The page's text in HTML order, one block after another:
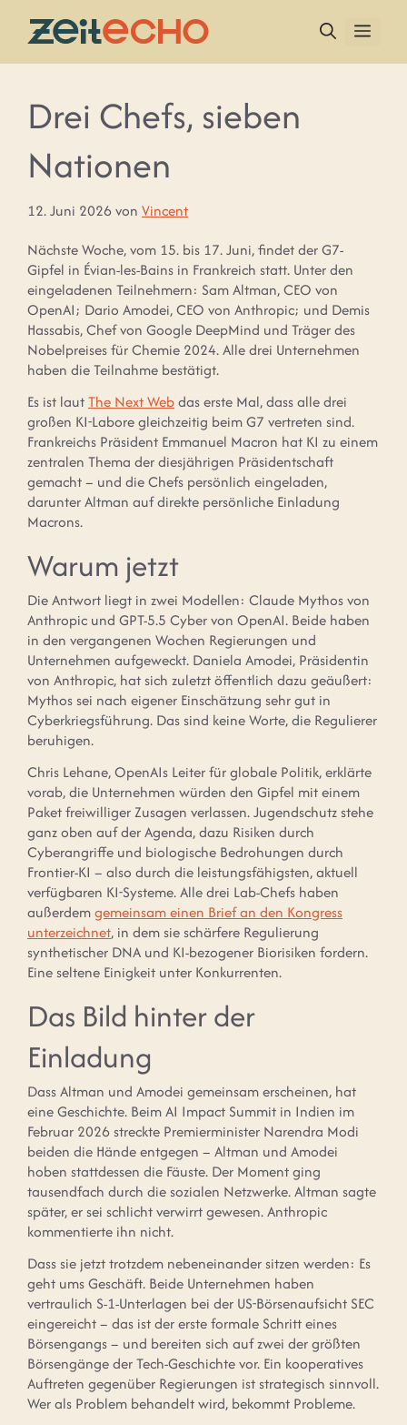
Inhalt
springen
Drei Chefs, sieben
Nationen
12. Juni 2026von Vincent
Nächste Woche, vom 15. bis 17. Juni, findet der G7-
Gipfel in Évian-les-Bains in Frankreich statt. Unter den
eingeladenen Teilnehmern: Sam Altman, CEO von
OpenAI; Dario Amodei, CEO von Anthropic; und Demis
Hassabis, Chef von Google DeepMind und Träger des
Nobelpreises für Chemie 2024. Alle drei Unternehmen
haben die Teilnahme bestätigt.
Es ist lautThe Next Webdas erste Mal, dass alle drei
großen KI-Labore gleichzeitig beim G7 vertreten sind.
Frankreichs Präsident Emmanuel Macron hat KI zu einem
zentralen Thema der diesjährigen Präsidentschaft
gemacht – und die Chefs persönlich eingeladen,
darunter Altman auf direkte persönliche Einladung
Macrons.
Warum jetzt
Die Antwort liegt in zwei Modellen: Claude Mythos von
Anthropic und GPT-5.5 Cyber von OpenAI. Beide haben
in den vergangenen Wochen Regierungen und
Unternehmen aufgeweckt. Daniela Amodei, Präsidentin
von Anthropic, hat sich zuletzt öffentlich dazu geäußert:
Mythos sei nach eigener Einschätzung sehr gut in
Cyberkriegsführung. Das sind keine Worte, die Regulierer
beruhigen.
Chris Lehane, OpenAIs Leiter für globale Politik, erklärte
vorab, die Unternehmen würden den Gipfel mit einem
Paket freiwilliger Zusagen verlassen. Jugendschutz stehe
ganz oben auf der Agenda, dazu Risiken durch
Cyberangriffe und biologische Bedrohungen durch
Frontier-KI – also durch die leistungsfähigsten, aktuell
verfügbaren KI-Systeme. Alle drei Lab-Chefs haben
außerdemgemeinsam einen Brief an den Kongress
unterzeichnet, in dem sie schärfere Regulierung
synthetischer DNA und KI-bezogener Biorisiken fordern.
Eine seltene Einigkeit unter Konkurrenten.
Das Bild hinter der
Einladung
Dass Altman und Amodei gemeinsam erscheinen, hat
eine Geschichte. Beim AI Impact Summit in Indien im
Februar 2026 streckte Premierminister Narendra Modi
beiden die Hände entgegen – Altman und Amodei
hoben stattdessen die Fäuste. Der Moment ging
tausendfach durch die sozialen Netzwerke. Altman sagte
später, er sei schlicht verwirrt gewesen. Anthropic
kommentierte ihn nicht.
Dass sie jetzt trotzdem nebeneinander sitzen werden: Es
geht ums Geschäft. Beide Unternehmen haben
vertraulich S-1-Unterlagen bei der US-Börsenaufsicht SEC
eingereicht – das ist der erste formale Schritt eines
Börsengangs – und bereiten sich auf zwei der größten
Börsengänge der Tech-Geschichte vor. Ein kooperatives
Auftreten gegenüber Regierungen ist strategisch sinnvoll.
Wer als Problem behandelt wird, bekommt Probleme.